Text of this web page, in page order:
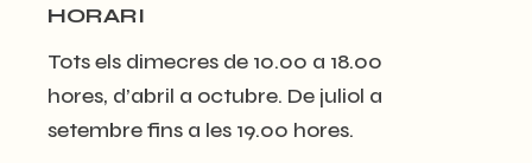
HORARI
Tots els dimecres de 10.00 a 18.00
hores, d’abril a octubre. De juliol a
setembre fins a les 19.00 hores.